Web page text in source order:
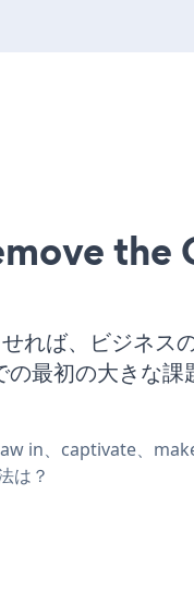
the
れば、ビジネス
最初の大きな課
in、captivate、
は？